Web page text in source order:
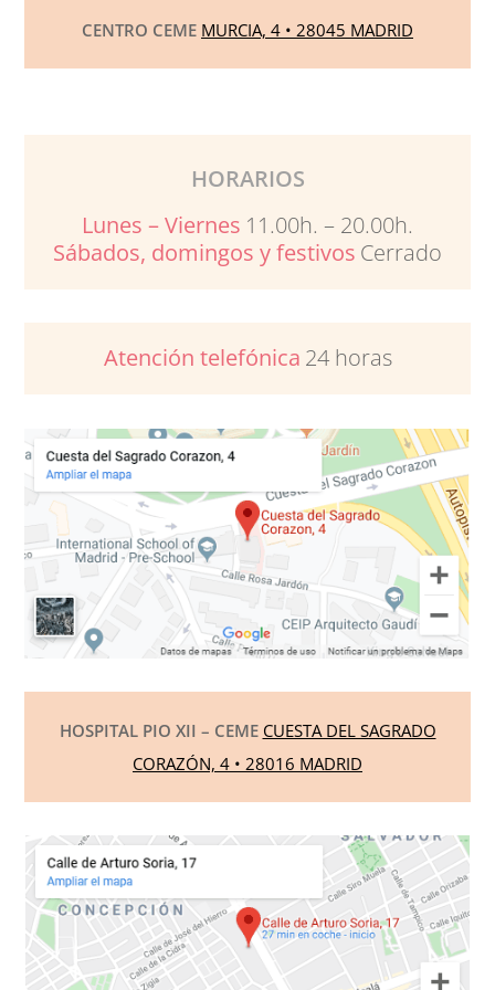
CENTRO CEME MURCIA, 4 • 28045 MADRID
HORARIOS
Lunes – Viernes 11.00h. – 20.00h.
Sábados, domingos y festivos Cerrado
Atención telefónica 24 horas
HOSPITAL PIO XII – CEME CUESTA DEL SAGRADO
CORAZÓN, 4 • 28016 MADRID